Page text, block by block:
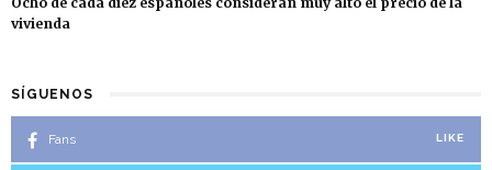
vivienda
SÍGUENOS
Fans LIKE